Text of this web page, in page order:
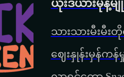
ား ယိုးဒယားမုန့်
သားသားမီးမီး
ဈေးနှုန်းမှန်က